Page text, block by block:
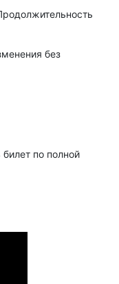
без
по полной